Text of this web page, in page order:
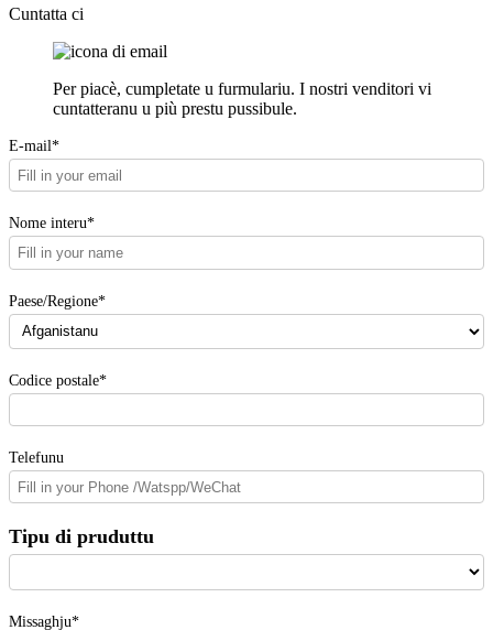
Cuntatta ci
Per piacè, cumpletate u furmulariu. I nostri venditori vi
cuntatteranu u più prestu pussibule.
E-mail*
Nome interu*
Paese/Regione*
Codice postale*
Telefunu
Tipu di pruduttu
Missaghju*